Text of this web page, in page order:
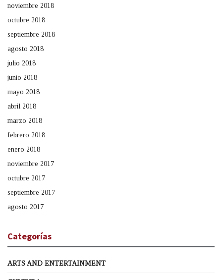
noviembre 2018
octubre 2018
septiembre 2018
agosto 2018
julio 2018
junio 2018
mayo 2018
abril 2018
marzo 2018
febrero 2018
enero 2018
noviembre 2017
octubre 2017
septiembre 2017
agosto 2017
Categorías
ARTS AND ENTERTAINMENT